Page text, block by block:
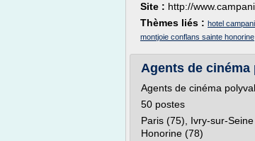
Site : http://
Thèmes liés : hotel
montjoie conflans sainte honorine
Agents de cinéma
Agents de cinéma
50 postes
Paris (75), Ivry-sur-
Honorine (78)